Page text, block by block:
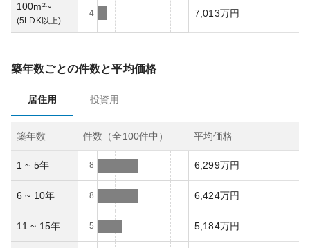
100m²~
(5LDK以上)
4 7,013万円
築年数ごとの件数と平均価格
居住用 投資用
築年数 件数（全100件中） 平均価格
1 ~ 5年 8 6,299万円
6 ~ 10年 8 6,424万円
11 ~ 15年 5 5,184万円